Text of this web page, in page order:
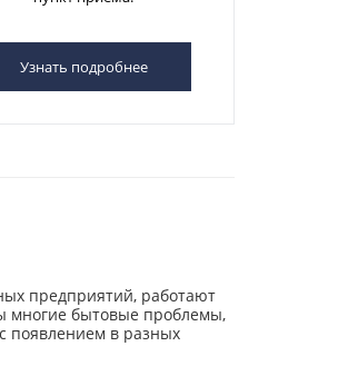
Узнать подробнее
предприятий, работают
многие бытовые проблемы,
появлением в разных